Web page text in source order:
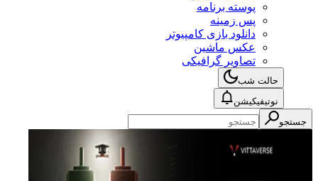
پوسته برنامه
پس زمینه
دانلود بازی کامپیوتر
عکس ماشین
تصاویر گرافیکی
حالت شب
نوتیفیکیشن
جستجو